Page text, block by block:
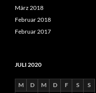
März 2018
Februar 2018
Februar 2017
JULI 2020
M D M D F S
S